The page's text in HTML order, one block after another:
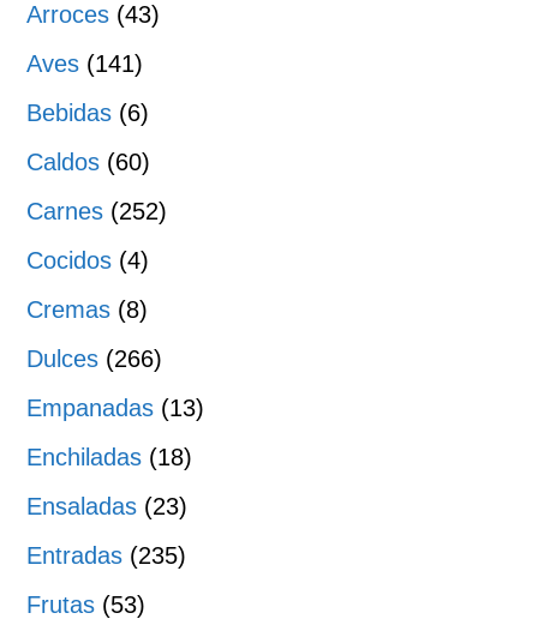
Arroces (43)
Aves (141)
Bebidas (6)
Caldos (60)
Carnes (252)
Cocidos (4)
Cremas (8)
Dulces (266)
Empanadas (13)
Enchiladas (18)
Ensaladas (23)
Entradas (235)
Frutas (53)